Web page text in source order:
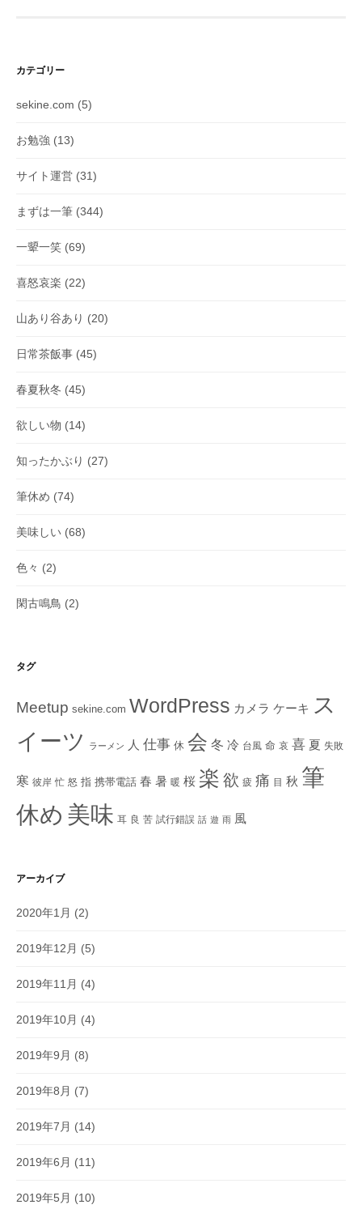
カテゴリー
sekine.com (5)
お勉強 (13)
サイト運営 (31)
まずは一筆 (344)
一顰一笑 (69)
喜怒哀楽 (22)
山あり谷あり (20)
日常茶飯事 (45)
春夏秋冬 (45)
欲しい物 (14)
知ったかぶり (27)
筆休め (74)
美味しい (68)
色々 (2)
閑古鳴鳥 (2)
タグ
Meetup sekine.com WordPress カメラ ケーキ ス
イーツ
ラーメン 人 仕事 休 会 冬 冷 台風 命 哀 喜 夏 失敗
寒 彼岸 忙 怒 指 携帯電話 春 暑 暖 桜 楽 欲 疲 痛 目 秋 筆
休め 美味 耳 良 苦 試行錯誤 話 遊 雨 風
アーカイブ
2020年1月 (2)
2019年12月 (5)
2019年11月 (4)
2019年10月 (4)
2019年9月 (8)
2019年8月 (7)
2019年7月 (14)
2019年6月 (11)
2019年5月 (10)